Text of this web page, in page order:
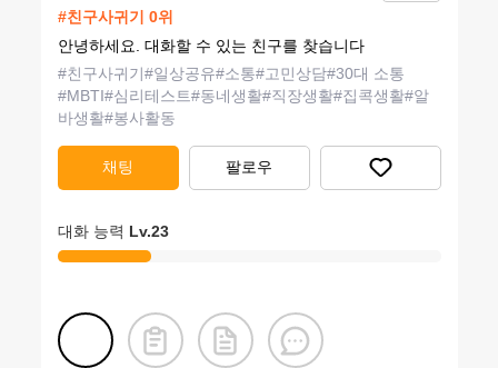
#친구사귀기 0위
안녕하세요. 대화할 수 있는 친구를 찾습니다
#친구사귀기#일상공유#소통#고민상담#30대 소통
#MBTI#심리테스트#동네생활#직장생활#집콕생활#알
바생활#봉사활동
채팅 팔로우
대화 능력 Lv.23